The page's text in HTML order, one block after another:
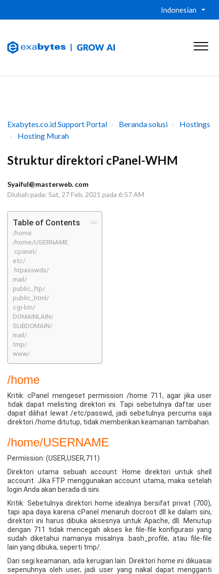
Indonesian
Exabytes.co.id Support Portal Beranda solusi
Hostings
Hosting Murah
Struktur direktori cPanel-WHM
Syaiful@masterweb. com
Diubah pada: Sat, 27 Feb, 2021 pada 6:57 AM
Table of Contents
/home
/home/USERNAME
.cpanel/
etc/
.htpasswds/
mail/
public_ftp/
public_html/
cgi-bin/
DOMAINLAIN/
SUBDOMAIN/
mail/
tmp/
www/
/home
Kritik: cPanel mengeset permission /home 711, agar jika user
tidak dapat melisting direktori ini. Tapi sebetulnya daftar user
dapat dilihat lewat /etc/passwd, jadi sebetulnya percuma saja
direktori /home ditutup, tidak memberikan keamanan tambahan.
/home/USERNAME
Permission: (USER,USER,711)
Direktori utama sebuah account. Home direktori untuk shell
account. Jika FTP menggunakan account utama, maka setelah
login Anda akan berada di sini.
Kritik: Sebetulnya direktori home idealnya bersifat privat (700),
tapi apa daya karena cPanel menaruh docroot dll ke dalam sini,
direktori ini harus dibuka aksesnya untuk Apache, dll. Menutup
dengan 711 tidak mencegah akses ke file-file konfigurasi yang
sudah diketahui namanya misalnya .bash_profile, atau file-file
lain yang dibuka, seperti tmp/.
Dari segi keamanan, ada kerugian lain. Direktori home ini dikuasai
sepenuhnya oleh user, jadi user yang nakal dapat mengganti